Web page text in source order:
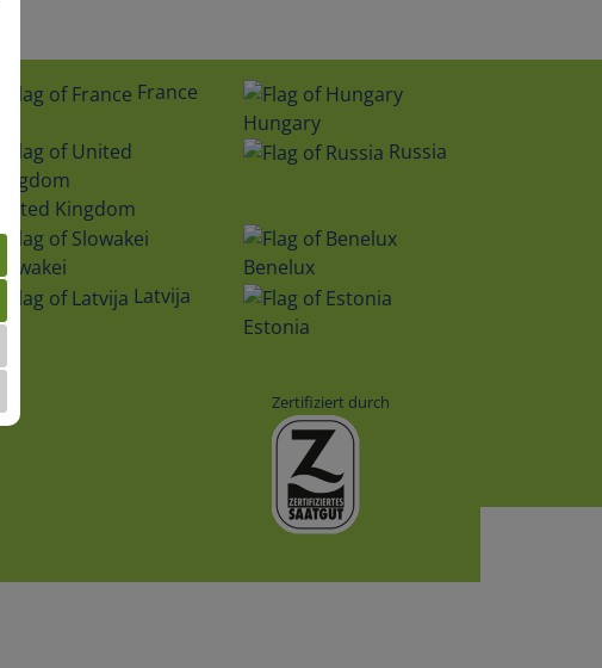
France
Hungary
United Kingdom
Russia
Slowakei
Benelux
Latvija
Estonia
Zertifiziert durch